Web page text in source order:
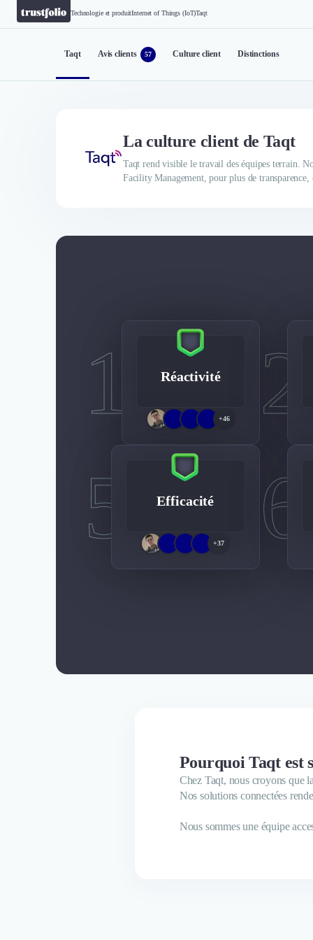
Technologie et produitInternet of Things (IoT)Taqt
Taqt Avis clients 57 Culture client Distinctions
La culture client de Taqt
Taqt rend visible le travail des équipes terrain.
Facility Management, pour plus de
1 Réactivité
+46
2
5
Efficacité
+37 6
Pourquoi Taqt est
Chez Taqt, nous croyons que
Nos solutions connectées
Nous sommes une équipe